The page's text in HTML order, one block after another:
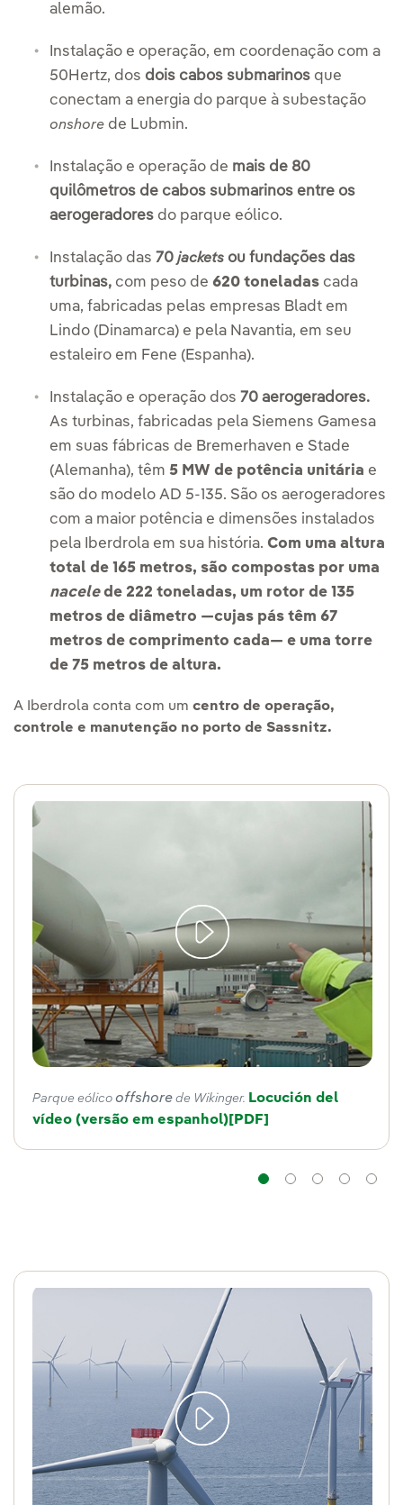
alemão.
Instalação e operação, em coordenação com a
50Hertz, dos dois cabos submarinos que
conectam a energia do parque à subestação
onshore de Lubmin.
Instalação e operação de mais de 80
quilômetros de cabos submarinos entre os
aerogeradores do parque eólico.
Instalação das 70 jackets ou fundações das
turbinas, com peso de 620 toneladas cada
uma, fabricadas pelas empresas Bladt em
Lindo (Dinamarca) e pela Navantia, em seu
estaleiro em Fene (Espanha).
Instalação e operação dos 70 aerogeradores.
As turbinas, fabricadas pela Siemens Gamesa
em suas fábricas de Bremerhaven e Stade
(Alemanha), têm 5 MW de potência unitária e
são do modelo AD 5-135. São os aerogeradores
com a maior potência e dimensões instalados
pela Iberdrola em sua história. Com uma altura
total de 165 metros, são compostas por uma
nacelede 222 toneladas, um rotor de 135
metros de diâmetro —cujas pás têm 67
metros de comprimento cada— e uma torre
de 75 metros de altura.
A Iberdrola conta com um centro de operação,
controle e manutenção no porto de Sassnitz.
Parque eólico offshore de Wikinger. Locución del
vídeo (versão em espanhol)Link externo, abra em
[PDF]
Navegação